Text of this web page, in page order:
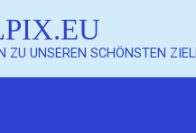
ZU UNSEREN SCHÖNSTEN